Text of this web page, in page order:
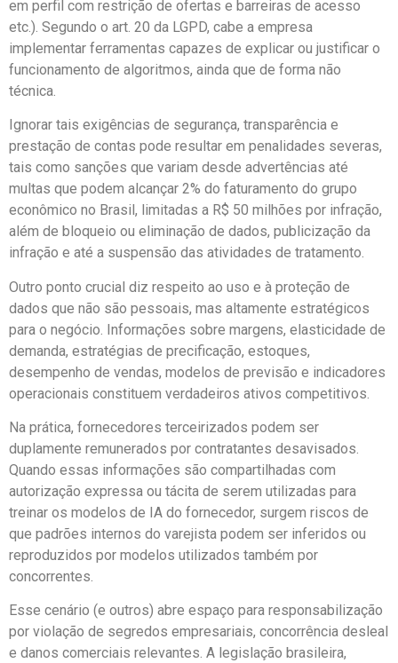
em perfil com restrição de ofertas e barreiras de acesso
etc.). Segundo o art. 20 da LGPD, cabe a empresa
implementar ferramentas capazes de explicar ou justificar o
funcionamento de algoritmos, ainda que de forma não
técnica.
Ignorar tais exigências de segurança, transparência e
prestação de contas pode resultar em penalidades severas,
tais como sanções que variam desde advertências até
multas que podem alcançar 2% do faturamento do grupo
econômico no Brasil, limitadas a R$ 50 milhões por infração,
além de bloqueio ou eliminação de dados, publicização da
infração e até a suspensão das atividades de tratamento.
Outro ponto crucial diz respeito ao uso e à proteção de
dados que não são pessoais, mas altamente estratégicos
para o negócio. Informações sobre margens, elasticidade de
demanda, estratégias de precificação, estoques,
desempenho de vendas, modelos de previsão e indicadores
operacionais constituem verdadeiros ativos competitivos.
Na prática, fornecedores terceirizados podem ser
duplamente remunerados por contratantes desavisados.
Quando essas informações são compartilhadas com
autorização expressa ou tácita de serem utilizadas para
treinar os modelos de IA do fornecedor, surgem riscos de
que padrões internos do varejista podem ser inferidos ou
reproduzidos por modelos utilizados também por
concorrentes.
Esse cenário (e outros) abre espaço para responsabilização
por violação de segredos empresariais, concorrência desleal
e danos comerciais relevantes. A legislação brasileira,